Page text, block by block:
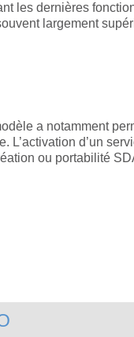
les dernières
largement
a notamment
d’un
ou portabilité